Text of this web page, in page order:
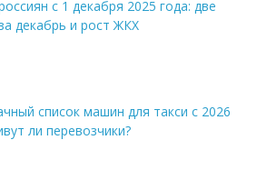
с 1 декабря 2025 года: две
декабрь и рост ЖКХ
список машин для такси с 2026
ли перевозчики?